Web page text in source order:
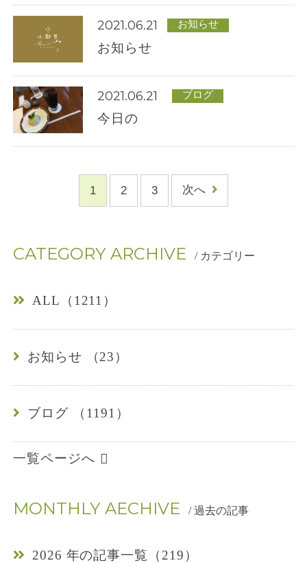
8
9
0
4
6
7
2021.06.21 お知らせ
お知らせ
2021.06.21 ブログ
今日の
1 2 3 次へ
CATEGORY ARCHIVE / カテゴリー
ALL（1211）
お知らせ （23）
ブログ （1191）
一覧ページへ
MONTHLY AECHIVE / 過去の記事
2026 年の記事一覧（219）